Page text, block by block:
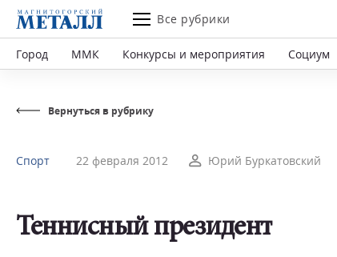
Все рубрики
Город ММК Конкурсы и мероприятия Социум
Вернуться в рубрику
Спорт 22 февраля 2012 Юрий Буркатовский
Теннисный президент